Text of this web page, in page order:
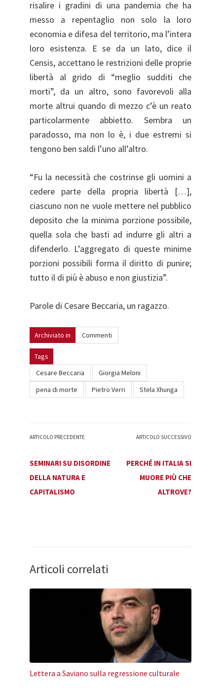
risalire i gradini di una pandemia che ha
messo a repentaglio non solo la loro
economia e difesa del territorio, ma l’intera
loro esistenza. E se da un lato, dice il
Censis, accettano le restrizioni delle proprie
libertà al grido di “meglio sudditi che
morti”, da un altro, sono favorevoli alla
morte altrui quando di mezzo c’è un reato
particolarmente abbietto. Sembra un
paradosso, ma non lo è, i due estremi si
tengono ben saldi l’uno all’altro.
“Fu la necessità che costrinse gli uomini a
cedere parte della propria libertà […],
ciascuno non ne vuole mettere nel pubblico
deposito che la minima porzione possibile,
quella sola che basti ad indurre gli altri a
difenderlo. L’aggregato di queste minime
porzioni possibili forma il diritto di punire;
tutto il di più è abuso e non giustizia”.
Parole di Cesare Beccaria, un ragazzo.
Archiviato in Commenti
Tags
Cesare Beccaria
Giorgia Meloni
pena di morte
Pietro Verri Stela Xhunga
ARTICOLO PRECEDENTE
SEMINARI SU DISORDINE
DELLA NATURA E
CAPITALISMO
ARTICOLO SUCCESSIVO
PERCHÉ IN ITALIA SI
MUORE PIÙ CHE
ALTROVE?
Articoli correlati
Lettera a Saviano sulla regressione culturale